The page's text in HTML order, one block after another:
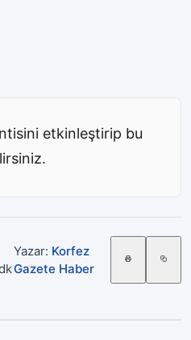
etkinleştirip bu
Yazar: Korfez
Gazete Haber